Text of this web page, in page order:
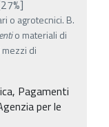
o agrotecnici. B.
o materiali di
di
Pagamenti
per le